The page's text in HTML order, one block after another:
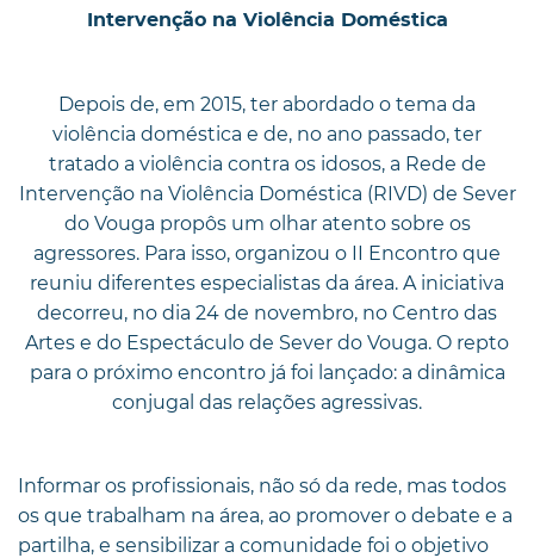
Intervenção na Violência Doméstica
Depois de, em 2015, ter abordado o tema da
violência doméstica e de, no ano passado, ter
tratado a violência contra os idosos, a Rede de
Intervenção na Violência Doméstica (RIVD) de Sever
do Vouga propôs um olhar atento sobre os
agressores. Para isso, organizou o II Encontro que
reuniu diferentes especialistas da área. A iniciativa
decorreu, no dia 24 de novembro, no Centro das
Artes e do Espectáculo de Sever do Vouga. O repto
para o próximo encontro já foi lançado: a dinâmica
conjugal das relações agressivas.
Informar os profissionais, não só da rede, mas todos
os que trabalham na área, ao promover o debate e a
partilha, e sensibilizar a comunidade foi o objetivo